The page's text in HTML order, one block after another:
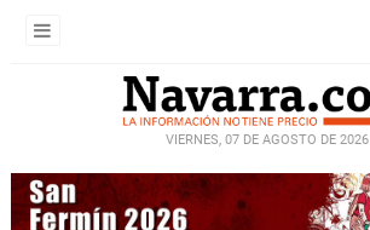
VIERNES, 07 DE AGOSTO DE 2026